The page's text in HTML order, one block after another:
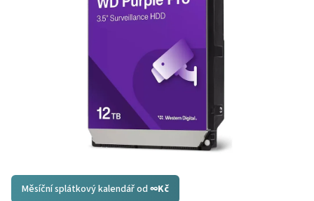
Měsíční splátkový kalendář od ∞Kč